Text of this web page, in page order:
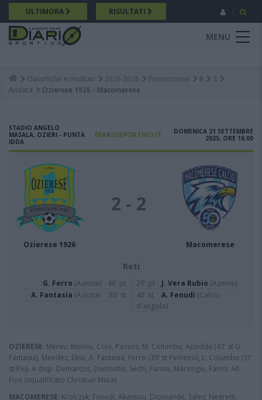
Salta
al
contenuto
principale
ULTIMORA RISULTATI
MENU
Breadcrumb
Classifiche e risultati 2025 2026 Promozione B
2
Andata
Ozierese 1926 - Macomerese
STADIO ANGELO
MASALA, OZIERI - PUNTA
IDDA
DIARIOSPORTIVO.IT
DOMENICA 21 SETTEMBRE
2025, ORE 16:00
Ozierese 1926
2 - 2
Macomerese
Reti
G. Ferro (Azione)
46' pt
A. Fantasia (Azione) 30' st
29' pt J. Vera Rubio (Azione)
48' st
A. Fenudi (Calcio
d'angolo)
OZIERESE: Mereu; Molinu, Cola, Passos, M. Columbu; Apeddu (43’ st G.
Fantasia), Mendez, Elisii; A. Fantasia, Ferro (39’ st Pinheiro), L. Columbu (31’
st Piu). A disp. Demarcus, Demontis, Sechi, Farina, Marongiu, Farris. All.
Fois (squalificato Christian Mura).
MACOMERESE: Krolczyk; Fenudi, Akassou, Diomande, Sales; Negretti,